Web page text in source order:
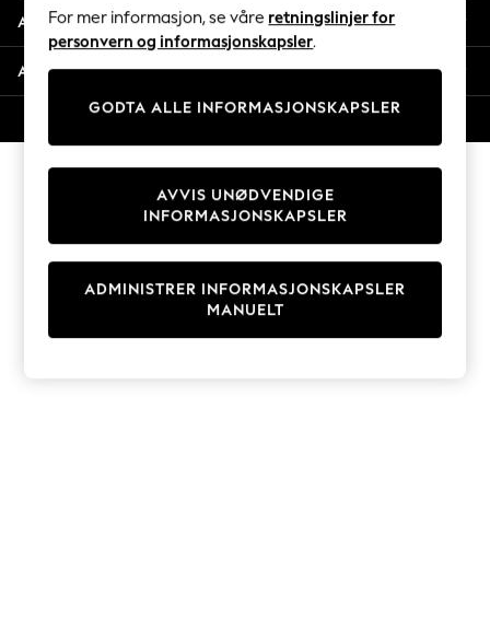
Trending: Clogs
Toy Story
THE SET
Coats & Jackets
Sweatshirts & Hoodies
Knitwear
Cardigans
Dresses
Sets & Outfits
T-Shirts
Avdelinger
Andre tjenester
For mer informasjon, se våre retningslinjer for
personvern og informasjonskapsler.
GODTA ALLE INFORMASJONSKAPSLER
ADMINISTRER INFORMASJONSKAPSLER
MANUELT
AVVIS UNØDVENDIGE
INFORMASJONSKAPSLER